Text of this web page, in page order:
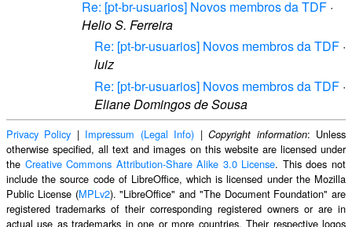
Re: [pt-br-usuarios] Novos membros da TDF ·
Helio S. Ferreira
Re: [pt-br-usuarios] Novos membros da TDF ·
luiz
Re: [pt-br-usuarios] Novos membros da TDF ·
Eliane Domingos de Sousa
Privacy Policy | Impressum (Legal Info) |Copyright information: Unless
otherwise specified, all text and images on this website are licensed under
the Creative Commons Attribution-Share Alike 3.0 License. This does not
include the source code of LibreOffice, which is licensed under the Mozilla
Public License (MPLv2). "LibreOffice" and "The Document Foundation" are
registered trademarks of their corresponding registered owners or are in
actual use as trademarks in one or more countries. Their respective logos